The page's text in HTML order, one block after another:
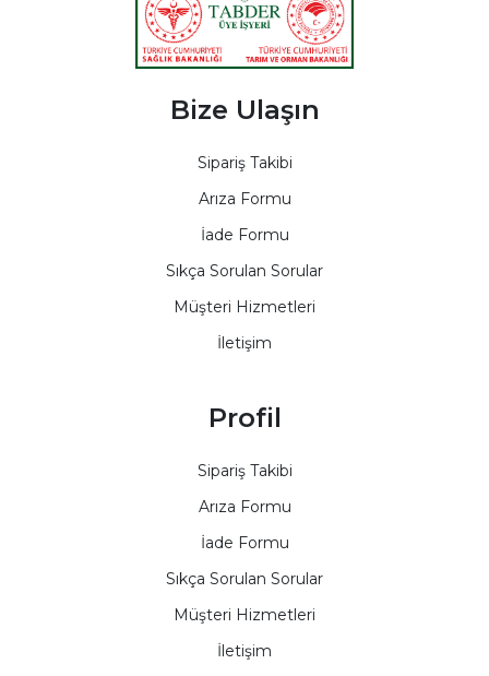
Bize Ulaşın
Sipariş Takibi
Arıza Formu
İade Formu
Sıkça Sorulan Sorular
Müşteri Hizmetleri
İletişim
Profil
Sipariş Takibi
Arıza Formu
İade Formu
Sıkça Sorulan Sorular
Müşteri Hizmetleri
İletişim